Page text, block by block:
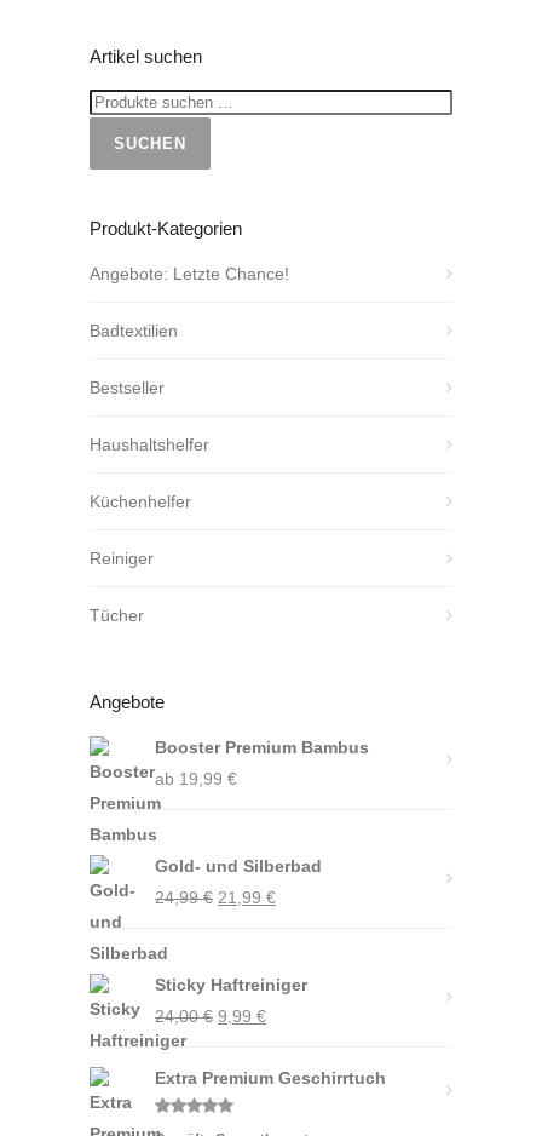
Artikel suchen
SUCHEN
Produkt-Kategorien
Angebote: Letzte Chance!
Badtextilien
Bestseller
Haushaltshelfer
Küchenhelfer
Reiniger
Tücher
Angebote
Booster Premium Bambus
ab 19,99 €
Gold- und Silberbad
24,99€ Ursprünglicher
24,99 €
21,99 €Aktueller
21,99 €.
Sticky Haftreiniger
24,00€ Ursprünglicher
war:
24,00 €
9,99 €Aktueller
ist:
Extra Premium Geschirrtuch